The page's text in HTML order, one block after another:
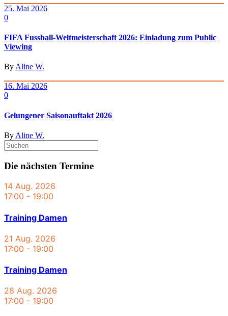
25. Mai 2026
0
FIFA Fussball-Weltmeisterschaft 2026: Einladung zum Public
Viewing
ByAline W.
16. Mai 2026
0
Gelungener Saisonauftakt 2026
By Aline W.
Die nächsten Termine
14 Aug. 2026
17:00 - 19:00
Training Damen
21 Aug. 2026
17:00 - 19:00
Training Damen
28 Aug. 2026
17:00 - 19:00